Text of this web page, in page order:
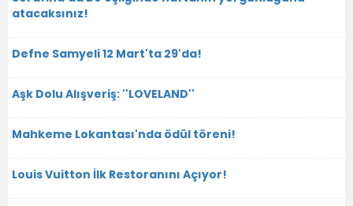
atacaksınız!
Defne Samyeli 12 Mart'ta 29'da!
Aşk Dolu Alışveriş: ''LOVELAND''
Mahkeme Lokantası'nda ödül töreni!
Louis Vuitton İlk Restoranını Açıyor!